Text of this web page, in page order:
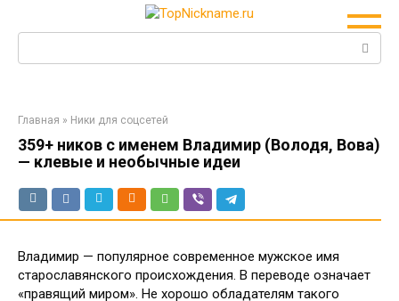
Главная » Ники для соцсетей
359+ ников с именем Владимир (Володя, Вова)
— клевые и необычные идеи
Владимир — популярное современное мужское имя
старославянского происхождения. В переводе означает
«правящий миром». Не хорошо обладателям такого